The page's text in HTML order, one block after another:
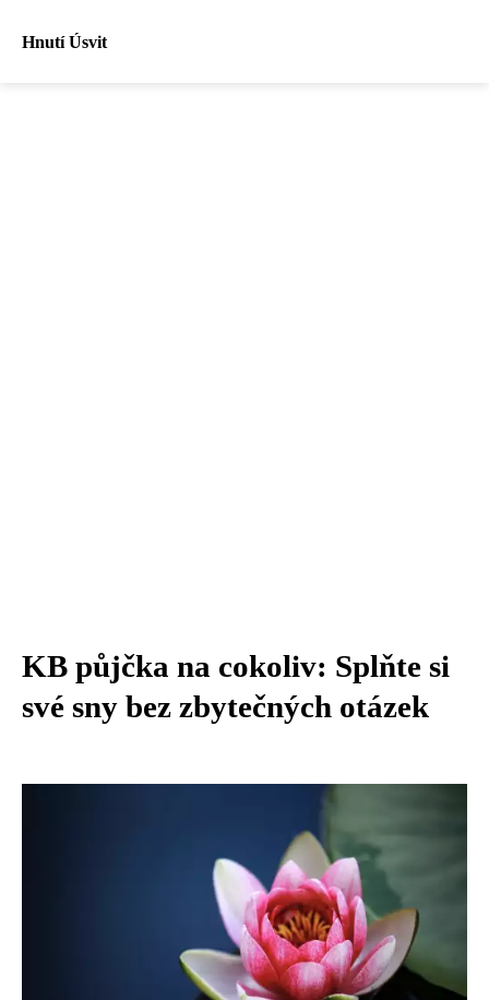
Hnutí Úsvit
KB půjčka na cokoliv: Splňte si
své sny bez zbytečných otázek